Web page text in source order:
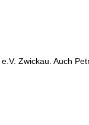
Zwickau. Auch